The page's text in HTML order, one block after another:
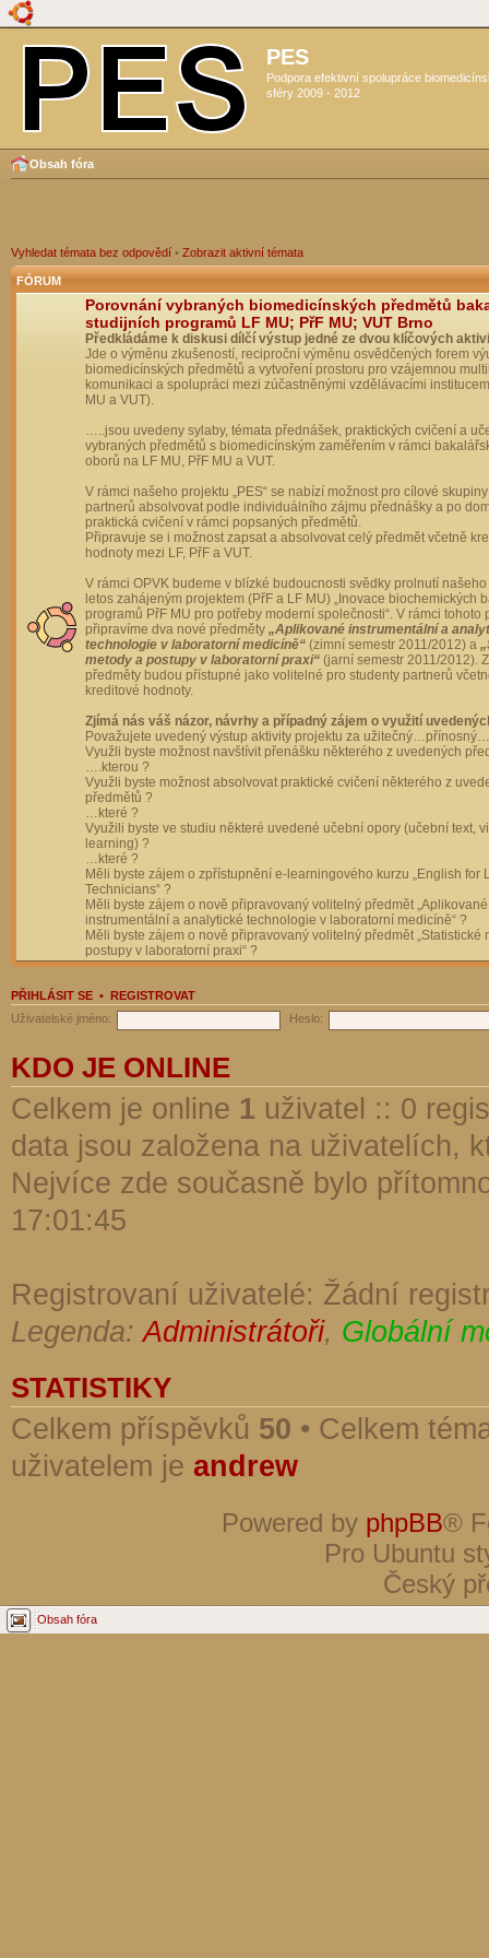
PES
Podpora efektivní spolupráce
sféry 2009 - 2012
Obsah fóra
Vyhledat témata bez odpovědí • Zobrazit aktivní témata
FÓRUM
Porovnání vybraných biomedicínských předmětů
studijních programů LF MU; PřF MU; VUT Brno
Předkládáme k diskusi dílčí výstup jedné ze dvou klíčových
Jde o výměnu zkušeností, reciproční výměnu osvědčených forem
biomedicínských předmětů a vytvoření prostoru pro vzájemnou
komunikaci a spolupráci mezi zúčastněnými vzdělávacími
MU a VUT).
…..jsou uvedeny sylaby, témata přednášek, praktických cvičení a
vybraných předmětů s biomedicínským zaměřením v rámci
oborů na LF MU, PřF MU a VUT.
V rámci našeho projektu „PES“ se nabízí možnost pro cílové
partnerů absolvovat podle individuálního zájmu přednášky a po
praktická cvičení v rámci popsaných předmětů.
Připravuje se i možnost zapsat a absolvovat celý předmět včetně
hodnoty mezi LF, PřF a VUT.
V rámci OPVK budeme v blízké budoucnosti svědky prolnutí
letos zahájeným projektem (PřF a LF MU) „Inovace biochemických
programů PřF MU pro potřeby moderní společnosti“. V rámci tohoto
připravíme dva nové předměty „Aplikované instrumentální a
technologie v laboratorní medicíně“ (zimní semestr 2011/2012) a
metody a postupy v laboratorní praxi“ (jarní semestr 2011/2012).
předměty budou přístupné jako volitelné pro studenty partnerů
kreditové hodnoty.
Zjímá nás váš názor, návrhy a případný zájem o využití
Považujete uvedený výstup aktivity projektu za
Využli byste možnost navštívit přenášku některého z uvedených
….kterou ?
Využli byste možnost absolvovat praktické cvičení některého z
předmětů ?
…které ?
Využili byste ve studiu některé uvedené učební opory (učební text,
learning) ?
…které ?
Měli byste zájem o zpřístupnění e-learningového kurzu „English for
Technicians“ ?
Měli byste zájem o nově připravovaný volitelný předmět „Aplikované
instrumentální a analytické technologie v laboratorní medicíně“ ?
Měli byste zájem o nově připravovaný volitelný předmět „Statistické
postupy v laboratorní praxi“ ?
PŘIHLÁSIT SE • REGISTROVAT
Uživatelské jméno:
Heslo:
KDO JE ONLINE
Celkem je online 1 uživatel :: 0
data jsou založena na uživatelích,
Nejvíce zde současně bylo
17:01:45
Registrovaní uživatelé: Žádní
Legenda:Administrátoři, Globální
STATISTIKY
Celkem příspěvků 50 • Celkem
uživatelem je andrew
Powered by phpBB®
Pro Ubuntu
Český
Obsah fóra